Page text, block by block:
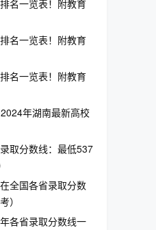
名一览表！附教育
名一览表！附教育
名一览表！附教育
年湖南最新高校
取分数线：最低537
全国各省录取分数
）
各省录取分数线一